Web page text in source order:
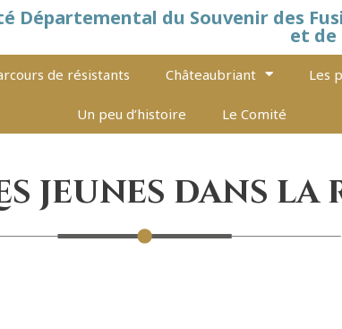
Départemental du Souvenir des
et de
de résistants Châteaubriant Les
Un peu d’histoire Le Comité
jeunes dans